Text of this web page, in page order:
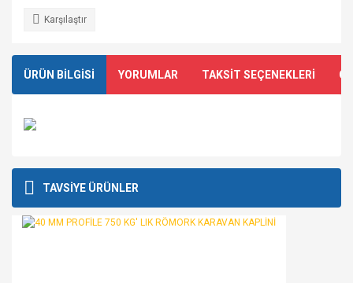
Karşılaştır
ÜRÜN BİLGİSİ YORUMLAR TAKSİT SEÇENEKLERİ
Bu ürüne ilk yorumu siz yapın!
kullanarak tarafımıza iletebilirsiniz.
Görüş ve önerileriniz için teşekkür ederiz.
TAVSİYE ÜRÜNLER